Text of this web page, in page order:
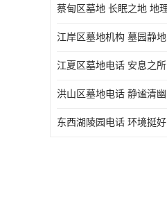
江岸区墓地机构 墓园静地
江夏区墓地电话 安息之所
东西湖陵园电话 环境挺好